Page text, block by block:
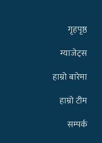
गृहपृष्ठ
ग्याजेट्स
हाम्रो बारेमा
हाम्रो टीम
सम्पर्क